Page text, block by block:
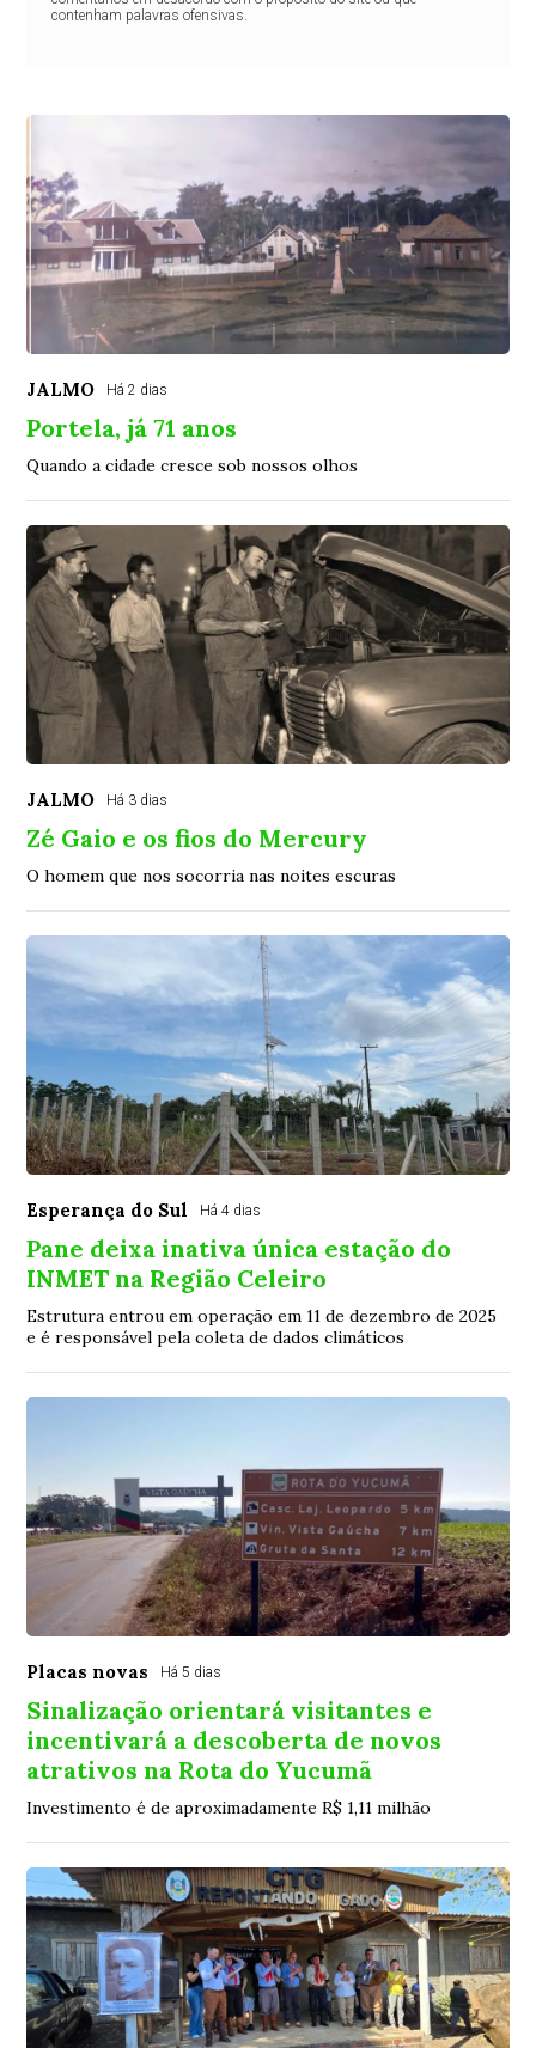
contenham palavras ofensivas.
JALMO Há 2 dias
Portela, já 71 anos
Quando a cidade cresce sob nossos olhos
JALMO Há 3 dias
Zé Gaio e os fios do Mercury
O homem que nos socorria nas noites escuras
Esperança do Sul Há 4 dias
Pane deixa inativa única estação do
INMET na Região Celeiro
Estrutura entrou em operação em 11 de dezembro de 2025
e é responsável pela coleta de dados climáticos
Placas novas Há 5 dias
Sinalização orientará visitantes e
incentivará a descoberta de novos
atrativos na Rota do Yucumã
Investimento é de aproximadamente R$ 1,11 milhão